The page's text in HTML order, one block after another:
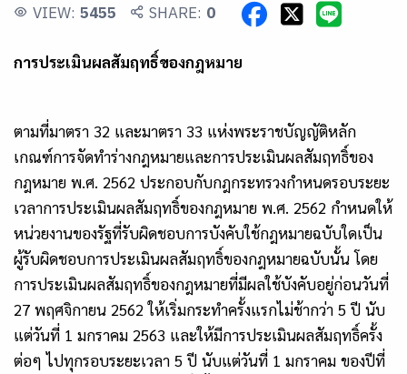
VIEW: 5455 SHARE: 0
การประเมินผลสัมฤทธิ์ของกฎหมาย
ตามที่มาตรา 32 และมาตรา 33 แห่งพระราชบัญญัติหลัก
เกณฑ์การจัดทำร่างกฎหมายและการประเมินผลสัมฤทธิ์ของ
กฎหมาย พ.ศ. 2562 ประกอบกับกฎกระทรวงกำหนดรอบระยะ
เวลาการประเมินผลสัมฤทธิ์ของกฎหมาย พ.ศ. 2562 กำหนดให้
หน่วยงานของรัฐที่รับผิดชอบการบังคับใช้กฎหมายฉบับใดเป็น
ผู้รับผิดชอบการประเมินผลสัมฤทธิ์ของกฎหมายฉบับนั้น โดย
การประเมินผลสัมฤทธิ์ของกฎหมายที่มีผลใช้บังคับอยู่ก่อนวันที่
27 พฤศจิกายน 2562 ให้เริ่มกระทำครั้งแรกไม่ช้ากว่า 5 ปี นับ
แต่วันที่ 1 มกราคม 2563 และให้มีการประเมินผลสัมฤทธิ์ครั้ง
ต่อๆ ไปทุกรอบระยะเวลา 5 ปี นับแต่วันที่ 1 มกราคม ของปีที่